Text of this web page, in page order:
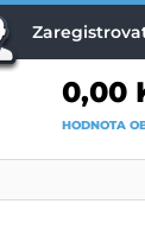
0,00
HODNOTA